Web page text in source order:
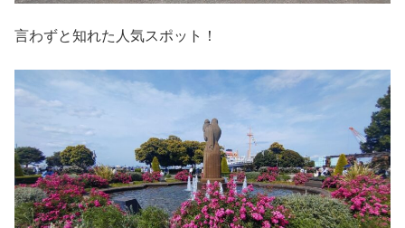
言わずと知れた人気スポット！